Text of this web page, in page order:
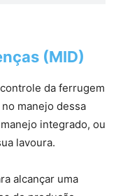
(MID)
da ferrugem
manejo dessa
integrado, ou
lavoura.
alcançar uma